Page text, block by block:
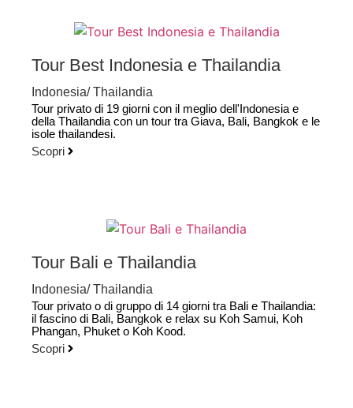
Tour Best Indonesia e Thailandia
Indonesia/Thailandia
Tour privato di 19 giorni con il meglio dell'Indonesia e
della Thailandia con un tour tra Giava, Bali, Bangkok e le
isole thailandesi.
Scopri
Tour Bali e Thailandia
Indonesia/Thailandia
Tour privato o di gruppo di 14 giorni tra Bali e Thailandia:
il fascino di Bali, Bangkok e relax su Koh Samui, Koh
Phangan, Phuket o Koh Kood.
Scopri